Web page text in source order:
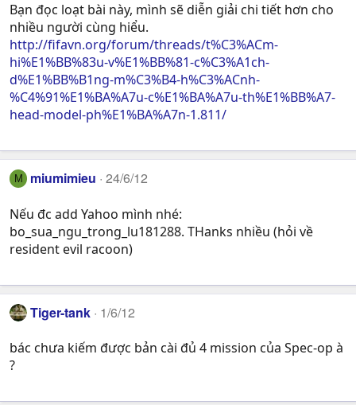
Bạn đọc loạt bài này, mình sẽ diễn giải chi tiết hơn cho
nhiều người cùng hiểu.
http://fifavn.org/forum/threads/t%C3%ACm-
hi%E1%BB%83u-v%E1%BB%81-c%C3%A1ch-
d%E1%BB%B1ng-m%C3%B4-h%C3%ACnh-
%C4%91%E1%BA%A7u-c%E1%BA%A7u-th%E1%BB%A7-
head-model-ph%E1%BA%A7n-1.811/
M miumimieu 24/6/12
Nếu đc add Yahoo mình nhé:
bo_sua_ngu_trong_lu181288. THanks nhiều (hỏi về
resident evil racoon)
Tiger-tank 1/6/12
bác chưa kiếm được bản cài đủ 4 mission của Spec-op à
?